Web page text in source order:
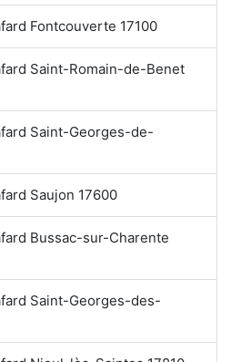
Fontcouverte 17100
Saint-Romain-de-Benet
Saint-Georges-de-
Saujon 17600
Bussac-sur-Charente
Saint-Georges-des-